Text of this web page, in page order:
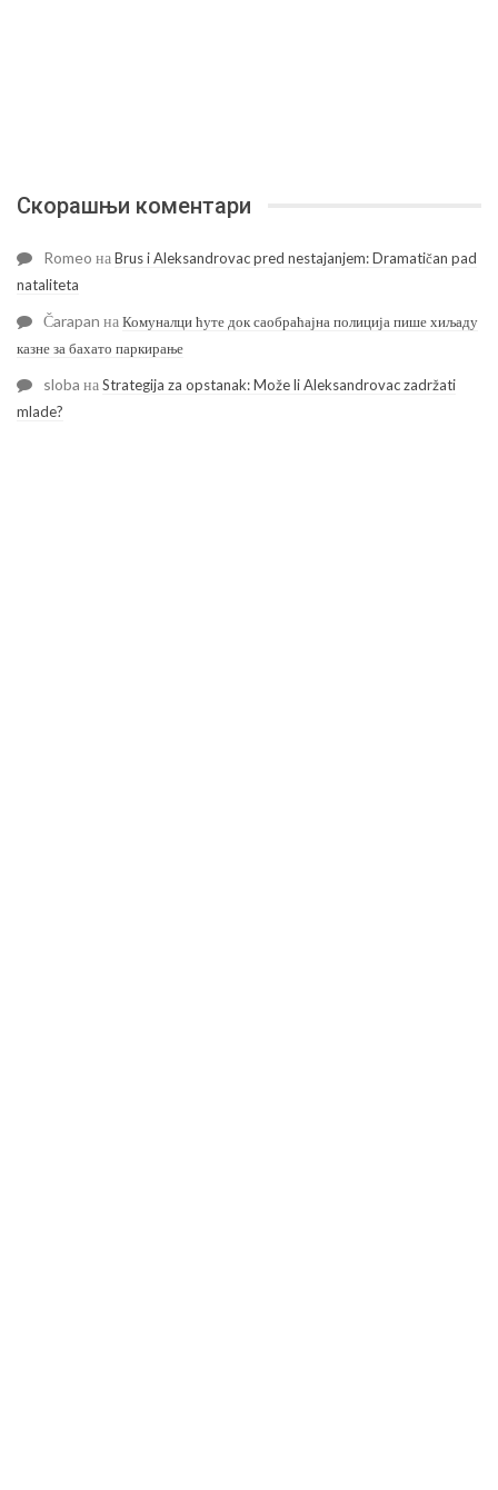
Скорашњи коментари
Romeo наBrus i Aleksandrovac pred nestajanjem: Dramatičan pad
nataliteta
Čarapan наКомуналци ћуте док саобраћајна полиција пише хиљаду
казне за бахато паркирање
sloba наStrategija za opstanak: Može li Aleksandrovac zadržati
mlade?